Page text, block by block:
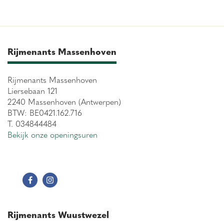
Rijmenants Massenhoven
Rijmenants Massenhoven
Liersebaan 121
2240 Massenhoven (Antwerpen)
BTW: BE0421.162.716
T. 034844484
Bekijk onze openingsuren
Rijmenants Wuustwezel